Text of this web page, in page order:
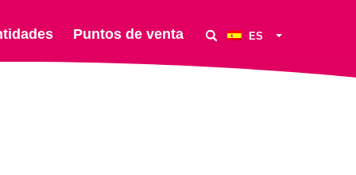
Puntos de venta ES